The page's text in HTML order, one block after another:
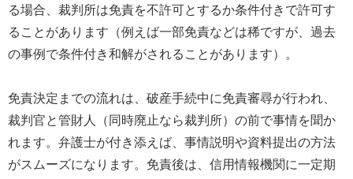
る場合、裁判所は免責を不許可とするか条件付きで許可す
ることがあります（例えば一部免責などは稀ですが、過去
の事例で条件付き和解がされることがあります）。
免責決定までの流れは、破産手続中に免責審尋が行われ、
裁判官と管財人（同時廃止なら裁判所）の前で事情を聞か
れます。弁護士が付き添えば、事情説明や資料提出の方法
がスムーズになります。免責後は、信用情報機関に一定期